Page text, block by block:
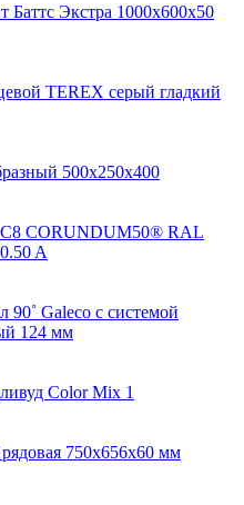
Баттс Экстра 1000х600х50
TEREX серый гладкий
500х250х400
CORUNDUM50® RAL
A
Galeco с системой
124 мм
Color Mix 1
750х656х60 мм